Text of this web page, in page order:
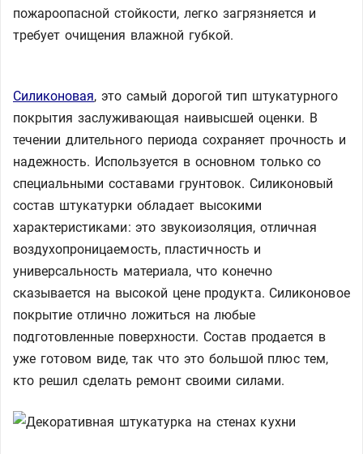
пожароопасной стойкости, легко загрязняется и
требует очищения влажной губкой.
Силиконовая, это самый дорогой тип штукатурного
покрытия заслуживающая наивысшей оценки. В
течении длительного периода сохраняет прочность и
надежность. Используется в основном только со
специальными составами грунтовок. Силиконовый
состав штукатурки обладает высокими
характеристиками: это звукоизоляция, отличная
воздухопроницаемость, пластичность и
универсальность материала, что конечно
сказывается на высокой цене продукта. Силиконовое
покрытие отлично ложиться на любые
подготовленные поверхности. Состав продается в
уже готовом виде, так что это большой плюс тем,
кто решил сделать ремонт своими силами.